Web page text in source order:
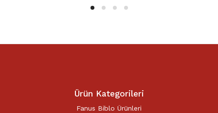
Ürün Kategorileri
Fanus Biblo Ürünleri